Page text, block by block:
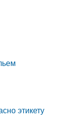
этикету